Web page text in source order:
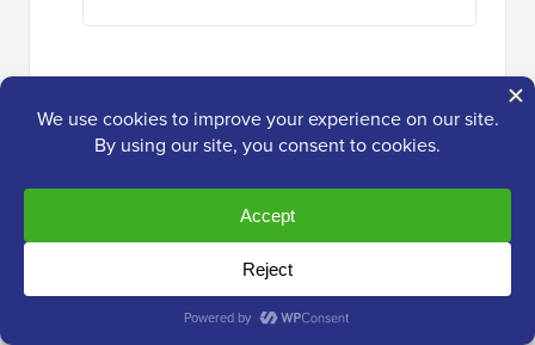
fredick
31 de mar. de 2020 a las 5:19 pm
¿Por qué este código no funciona con caché?
Responder